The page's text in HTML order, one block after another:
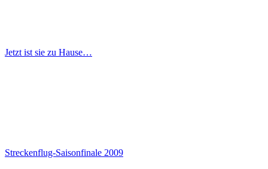
Jetzt ist sie zu Hause…
Streckenflug-Saisonfinale 2009